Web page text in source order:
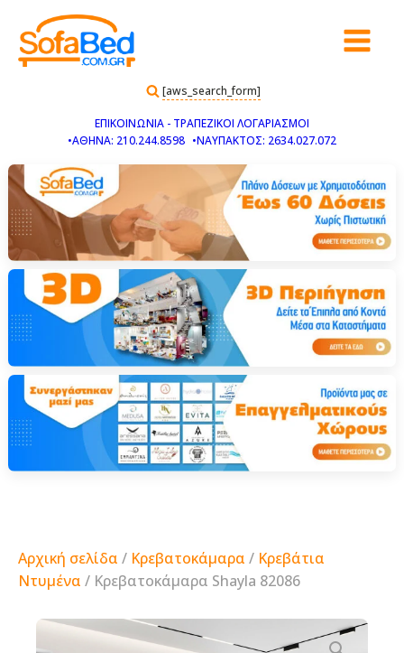
[aws_search_form]
ΕΠΙΚΟΙΝΩΝΙΑ - ΤΡΑΠΕΖΙΚΟΙ ΛΟΓΑΡΙΑΣΜΟΙ
•ΑΘΗΝΑ: 210.244.8598 •ΝΑΥΠΑΚΤΟΣ: 2634.027.072
Αρχική σελίδα / Κρεβατοκάμαρα / Κρεβάτια
Ντυμένα / Κρεβατοκάμαρα Shayla 82086